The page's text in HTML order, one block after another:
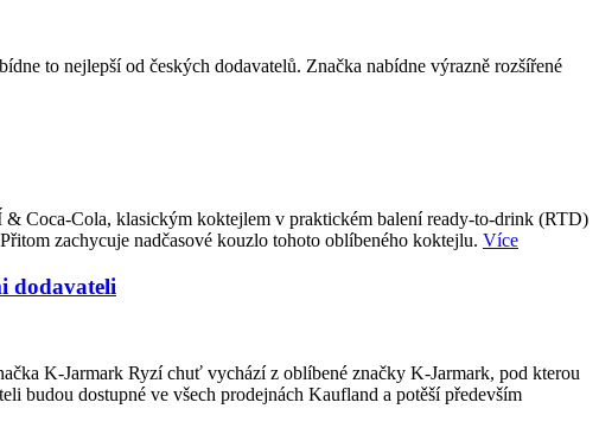
to nejlepší od českých dodavatelů. Značka nabídne výrazně rozšířené
Coca-Cola, klasickým koktejlem v praktickém balení ready-to-drink (RTD)
zachycuje nadčasové kouzlo tohoto oblíbeného koktejlu. Více
dodavateli
K-Jarmark Ryzí chuť vychází z oblíbené značky K-Jarmark, pod kterou
budou dostupné ve všech prodejnách Kaufland a potěší především